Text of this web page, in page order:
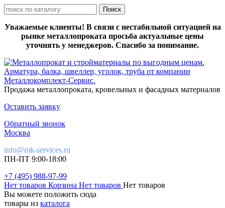
Уважаемые клиенты! В связи с нестабильной ситуацией на
рынке металлопроката просьба актуальные цены
уточнять у менеджеров. Спасибо за понимание.
Продажа металлопроката, кровельных и фасадных материалов
Оставить заявку
Обратный звонок
Москва
info@mk-services.ru
ПН-ПТ 9:00-18:00
+7 (495) 988-97-99
Нет товаров Корзина Нет товаров Нет товаров
Вы можете положить сюда
товары из каталога